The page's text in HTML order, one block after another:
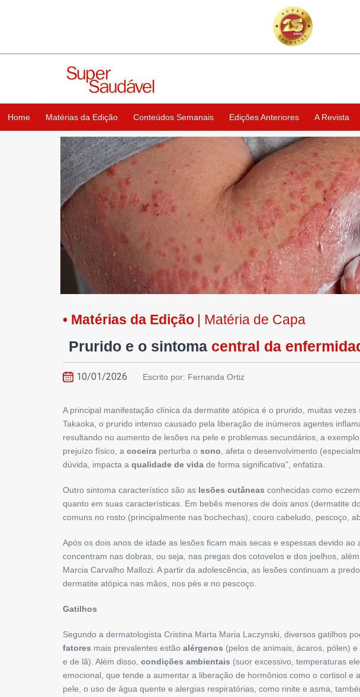
Home Matérias da Edição Conteúdos Semanais Edições Anteriores A Revista
• Matérias da Edição | Matéria de Capa
Prurido e o sintoma central da
10/01/2026 Escrito por: Fernanda Ortiz
A principal manifestação clínica da dermatite atópica é o prurido, muitas
Takaoka, o prurido intenso causado pela liberação de inúmeros agentes
resultando no aumento de lesões na pele e problemas secundários, a
prejuízo físico, a coceiraperturba o sono, afeta o desenvolvimento
dúvida, impacta a qualidade de vidade forma significativa”, enfatiza.
Outro sintoma característico são as lesões cutâneas conhecidas como
quanto em suas características. Em bebês menores de dois anos (dermatite
comuns no rosto (principalmente nas bochechas), couro cabeludo, pescoço,
Após os dois anos de idade as lesões ficam mais secas e espessas devido
concentram nas dobras, ou seja, nas pregas dos cotovelos e dos joelhos,
Marcia Carvalho Mallozi. A partir da adolescência, as lesões continuam a
dermatite atópica nas mãos, nos pés e no pescoço.
Gatilhos
Segundo a dermatologista Cristina Marta Maria Laczynski, diversos gatilhos
fatores mais prevalentes estão alérgenos (pelos de animais, ácaros, pólen) e
e de lã). Além disso, condições ambientais (suor excessivo, temperaturas
emocional, que tende a aumentar a liberação de hormônios como o cortisol
pele, o uso de água quente e alergias respiratórias, como rinite e asma,